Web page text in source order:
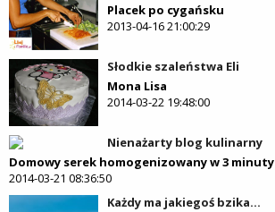
Placek po cygańsku
2013-04-16 21:00:29
Słodkie szaleństwa Eli
Mona Lisa
2014-03-22 19:48:00
Nienażarty blog kulinarny
Domowy serek homogenizowany w 3 minuty
2014-03-21 08:36:50
Każdy ma jakiegoś bzika...